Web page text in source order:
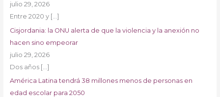
julio 29, 2026
Entre 2020 y […]
Cisjordania: la ONU alerta de que la violencia y la anexión no
hacen sino empeorar
julio 29, 2026
Dos años […]
América Latina tendrá 38 millones menos de personas en
edad escolar para 2050